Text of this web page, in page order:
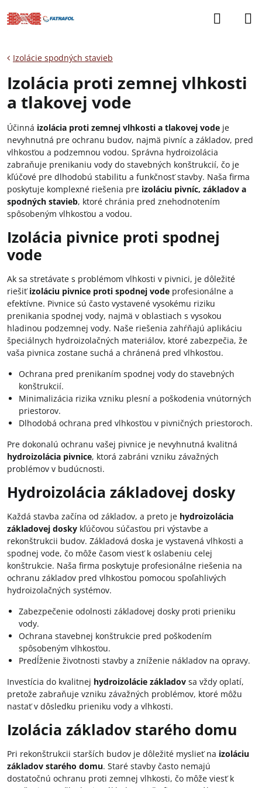
Izolácie spodných stavieb
Izolácia proti zemnej vlhkosti
a tlakovej vode
Účinná izolácia proti zemnej vlhkosti a tlakovej vode je
nevyhnutná pre ochranu budov, najmä pivníc a základov, pred
vlhkosťou a podzemnou vodou. Správna hydroizolácia
zabraňuje prenikaniu vody do stavebných konštrukcií, čo je
kľúčové pre dlhodobú stabilitu a funkčnosť stavby. Naša firma
poskytuje komplexné riešenia pre izoláciu pivníc, základov a
spodných stavieb, ktoré chránia pred znehodnotením
spôsobeným vlhkosťou a vodou.
Izolácia pivnice proti spodnej
vode
Ak sa stretávate s problémom vlhkosti v pivnici, je dôležité
riešiťizoláciu pivnice proti spodnej vode profesionálne a
efektívne. Pivnice sú často vystavené vysokému riziku
prenikania spodnej vody, najmä v oblastiach s vysokou
hladinou podzemnej vody. Naše riešenia zahŕňajú aplikáciu
špeciálnych hydroizolačných materiálov, ktoré zabezpečia, že
vaša pivnica zostane suchá a chránená pred vlhkosťou.
Ochrana pred prenikaním spodnej vody do stavebných
konštrukcií.
Minimalizácia rizika vzniku plesní a poškodenia vnútorných
priestorov.
Dlhodobá ochrana pred vlhkosťou v pivničných priestoroch.
Pre dokonalú ochranu vašej pivnice je nevyhnutná kvalitná
hydroizolácia pivnice, ktorá zabráni vzniku závažných
problémov v budúcnosti.
Hydroizolácia základovej dosky
Každá stavba začína od základov, a preto je hydroizolácia
základovej dosky kľúčovou súčasťou pri výstavbe a
rekonštrukcii budov. Základová doska je vystavená vlhkosti a
spodnej vode, čo môže časom viesť k oslabeniu celej
konštrukcie. Naša firma poskytuje profesionálne riešenia na
ochranu základov pred vlhkosťou pomocou spoľahlivých
hydroizolačných systémov.
Zabezpečenie odolnosti základovej dosky proti prieniku
vody.
Ochrana stavebnej konštrukcie pred poškodením
spôsobeným vlhkosťou.
Predĺženie životnosti stavby a zníženie nákladov na opravy.
Investícia do kvalitnej hydroizolácie základov sa vždy oplatí,
pretože zabraňuje vzniku závažných problémov, ktoré môžu
nastať v dôsledku prieniku vody a vlhkosti.
Izolácia základov starého domu
Pri rekonštrukcii starších budov je dôležité myslieť na izoláciu
základov starého domu. Staré stavby často nemajú
dostatočnú ochranu proti zemnej vlhkosti, čo môže viesť k